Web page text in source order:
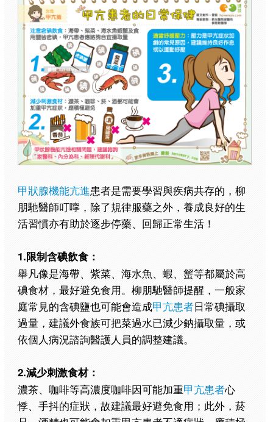
甲狀腺機能亢進患者是需要學習與疾病共存的，柳
朋馳醫師叮嚀，除了規律服藥之外，養成良好的生
活習慣亦有助於逐步停藥、回歸正常生活！
1.限制含碘飲食：
舉凡像是海帶、紫菜、海水魚、蝦、蟹等都屬於高
碘食材，最好避免食用。柳朋馳醫師提醒，一般家
庭常見的含碘鹽也可能會造成甲亢患者日常碘攝取
過量，建議外食族可把菜過水已減少鈉攝取量，或
依個人病況諮詢醫護人員的調整建議。
2.減少刺激食材：
濃茶、咖啡等高濃度咖啡因可能加重甲亢患者心
悸、手抖的症狀，故建議最好避免食用；此外，菸